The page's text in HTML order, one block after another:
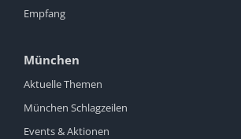
Empfang
München
Aktuelle Themen
München Schlagzeilen
Events & Aktionen